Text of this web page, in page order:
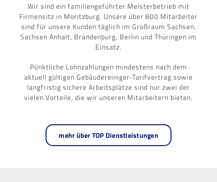
Wir sind ein familiengeführter Meisterbetrieb mit
Firmensitz in Moritzburg. Unsere über 800 Mitarbeiter
sind für unsere Kunden täglich im Großraum Sachsen,
Sachsen Anhalt, Brandenburg, Berlin und Thüringen im
Einsatz.
Pünktliche Lohnzahlungen mindestens nach dem
aktuell gültigen Gebäudereiniger-Tarifvertrag sowie
langfristig sichere Arbeitsplätze sind nur zwei der
vielen Vorteile, die wir unseren Mitarbeitern bieten.
mehr über TOP Dienstleistungen